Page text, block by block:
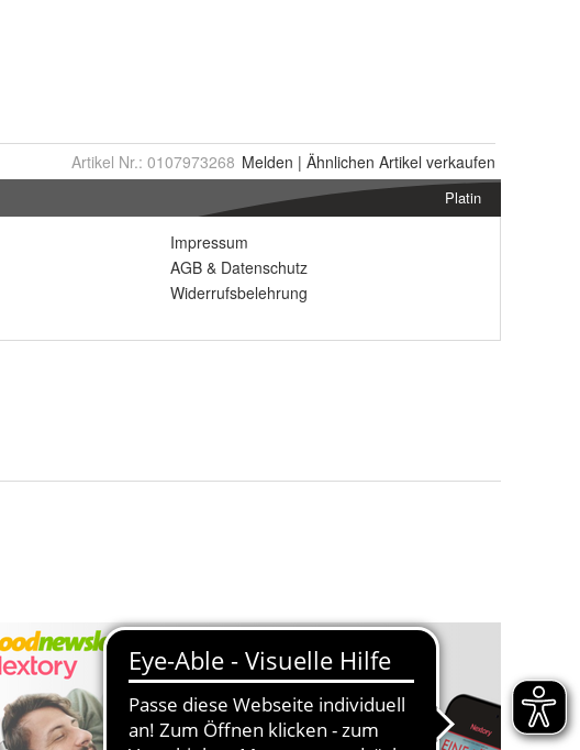
Artikel Nr.: 0107973268 Melden | Ähnlichen Artikel verkaufen
Platin
Impressum
AGB & Datenschutz
Widerrufsbelehrung